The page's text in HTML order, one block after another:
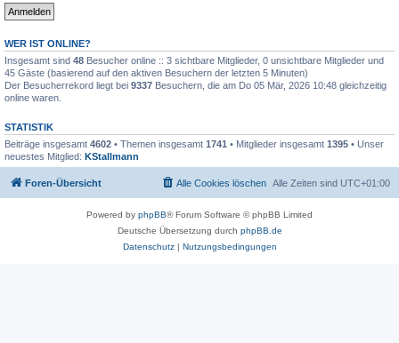
WER IST ONLINE?
Insgesamt sind 48 Besucher online :: 3 sichtbare Mitglieder, 0 unsichtbare Mitglieder und
45 Gäste (basierend auf den aktiven Besuchern der letzten 5 Minuten)
Der Besucherrekord liegt bei 9337 Besuchern, die am Do 05 Mär, 2026 10:48 gleichzeitig
online waren.
STATISTIK
Beiträge insgesamt 4602 • Themen insgesamt 1741 • Mitglieder insgesamt 1395 • Unser
neuestes Mitglied: KStallmann
Foren-Übersicht Alle Zeiten sind UTC+01:00
Alle Cookies löschen
Powered by phpBB® Forum Software © phpBB Limited
Deutsche Übersetzung durch phpBB.de
Datenschutz| Nutzungsbedingungen